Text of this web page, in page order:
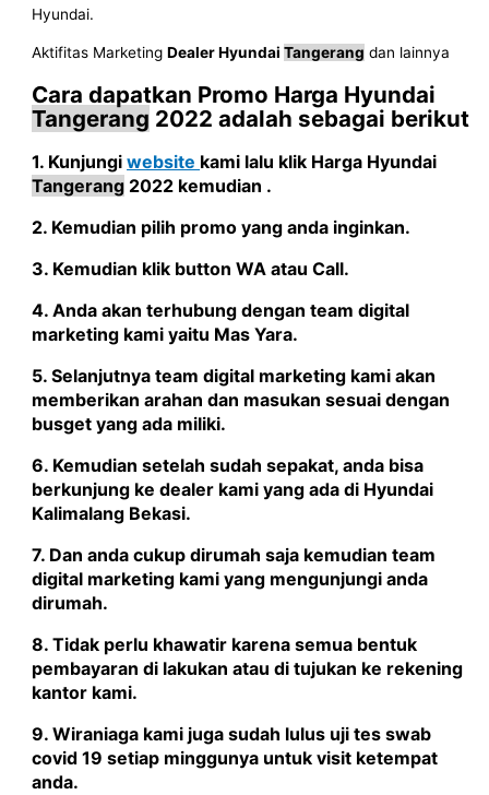
Hyundai.
Aktifitas MarketingDealer HyundaiTangerang dan lainnya
Cara dapatkan Promo Harga Hyundai
Tangerang 2022 adalah sebagai berikut
1. Kunjungiwebsite kami lalu klik Harga Hyundai
Tangerang 2022 kemudian .
2. Kemudian pilih promo yang anda inginkan.
3. Kemudian klik button WA atau Call.
4. Anda akan terhubung dengan team digital
marketing kami yaitu Mas Yara.
5. Selanjutnya team digital marketing kami akan
memberikan arahan dan masukan sesuai dengan
busget yang ada miliki.
6. Kemudian setelah sudah sepakat, anda bisa
berkunjung ke dealer kami yang ada di Hyundai
Kalimalang Bekasi.
7. Dan anda cukup dirumah saja kemudian team
digital marketing kami yang mengunjungi anda
dirumah.
8. Tidak perlu khawatir karena semua bentuk
pembayaran di lakukan atau di tujukan ke rekening
kantor kami.
9. Wiraniaga kami juga sudah lulus uji tes swab
covid 19 setiap minggunya untuk visit ketempat
anda.